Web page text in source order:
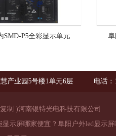
SMD-P5全彩显示单元
产业园5号楼1单元6层 电话：
制 )河南银特光电科技有限公司
示屏哪家便宜？阜阳户外led显示